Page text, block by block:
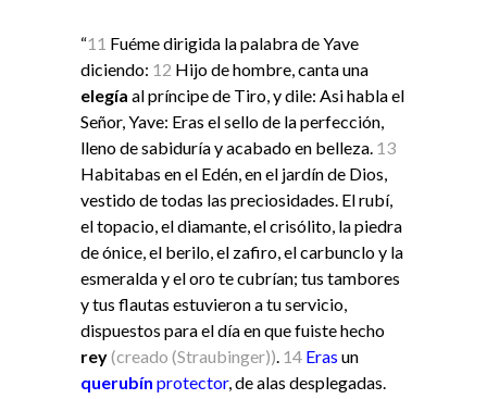
“11 Fuéme dirigida la palabra de Yave
diciendo: 12 Hijo de hombre, canta una
elegía al príncipe de Tiro, y dile: Asi habla el
Señor, Yave: Eras el sello de la perfección,
lleno de sabiduría y acabado en belleza. 13
Habitabas en el Edén, en el jardín de Dios,
vestido de todas las preciosidades. El rubí,
el topacio, el diamante, el crisólito, la piedra
de ónice, el berilo, el zafiro, el carbunclo y la
esmeralda y el oro te cubrían; tus tambores
y tus flautas estuvieron a tu servicio,
dispuestos para el día en que fuiste hecho
rey(creado (Straubinger)). 14 Eras un
querubín protector, de alas desplegadas.